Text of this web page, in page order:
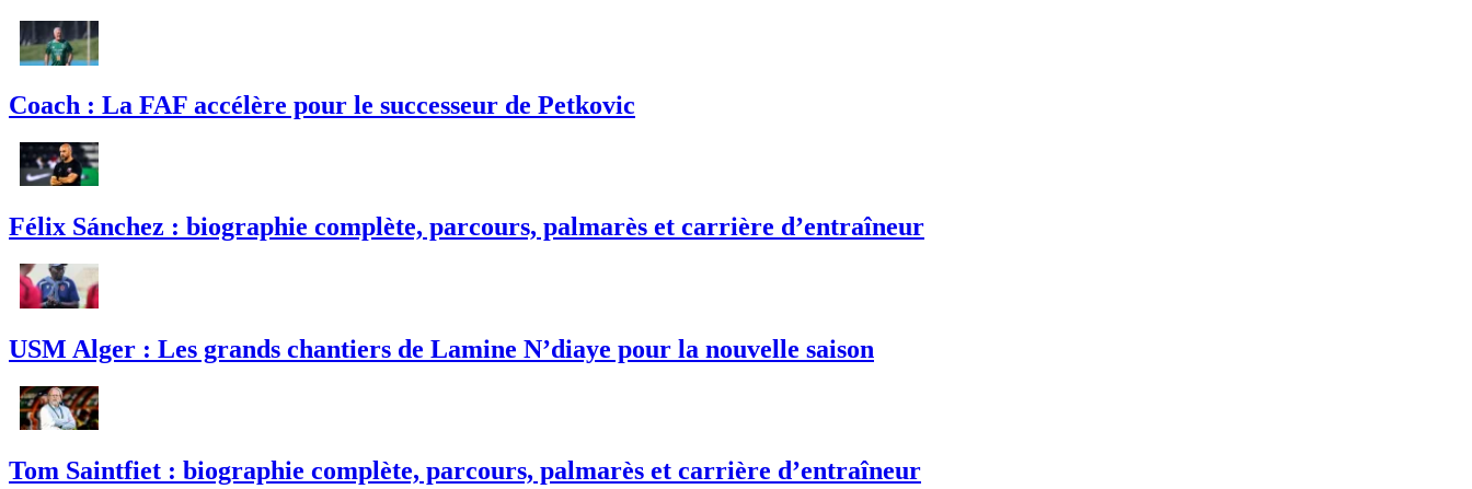
Coach : La FAF accélère pour le successeur de Petkovic
Félix Sánchez : biographie complète, parcours, palmarès et carrière d’entraîneur
USM Alger : Les grands chantiers de Lamine N’diaye pour la nouvelle saison
Tom Saintfiet : biographie complète, parcours, palmarès et carrière d’entraîneur